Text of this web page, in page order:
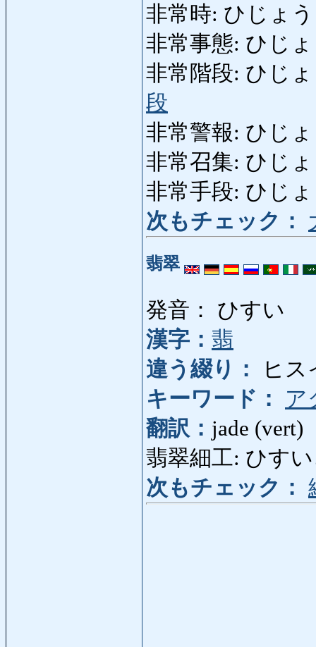
非常時: ひじょう
非常事態: ひじ
非常階段: ひじょ
段
非常警報: ひじ
非常召集: ひじ
非常手段: ひじ
次もチェック：
翡翠
発音： ひすい
漢字： 翡
違う綴り：
ヒス
キーワード：
ア
翻訳： jade (vert)
翡翠細工: ひす
次もチェック：